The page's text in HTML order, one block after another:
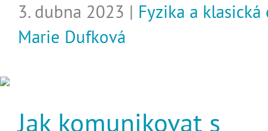
3. dubna 2023 | Fyzika a
Marie Dufková
Jak komunikovat s